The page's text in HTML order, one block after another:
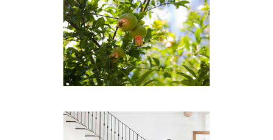
ATTRAKTIONEN
Zu den Sehenswürdigkeiten in der Umgebung
zählen der Tafelberg, V & A Waterfront und die
berühmten Strände des Kaps sind nur wenige
Minuten entfernt. Es gibt eine Reihe von
Zugang zu allem zu bieten, was Kapstadt zu bieten